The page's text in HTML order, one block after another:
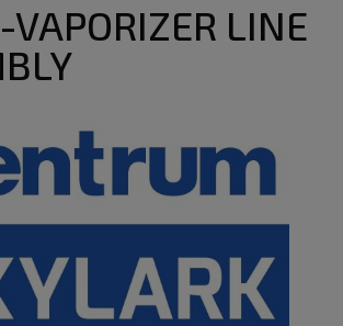
VAPORIZER LINE